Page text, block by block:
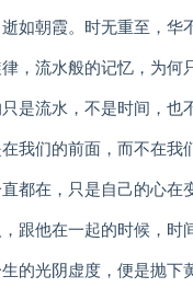
如朝霞。时无重至，华
，流水般的记忆，为何
是流水，不是时间，也
我们的前面，而不在我
都在，只是自己的心在
跟他在一起的时候，时
的光阴虚度，便是抛下